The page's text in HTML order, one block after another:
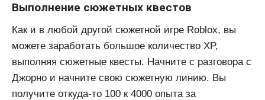
Выполнение сюжетных квестов
Как и в любой другой сюжетной игре Roblox, вы
можете заработать большое количество XP,
выполняя сюжетные квесты. Начните с разговора с
Джорно и начните свою сюжетную линию. Вы
получите откуда-то 100 к 4000 опыта за